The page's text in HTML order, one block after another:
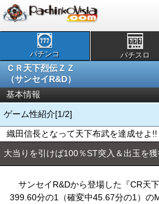
パチンコ パチスロ
ＣＲ天下烈伝ＺＺ
（サンセイR&D）
基本情報
ゲーム性紹介[1/2]
織田信長となって天下布武を達成せよ!!
大当りを引けば100％ST突入＆出玉を獲
サンセイR&Dから登場した『CR天
399.60分の1（確変中45.67分の1）の